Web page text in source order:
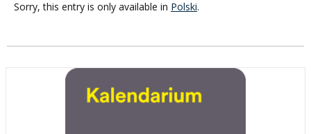
Sorry, this entry is only available in Polski.